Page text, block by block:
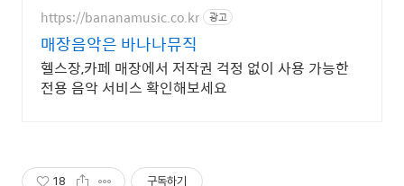
https://bananamusic.co.kr 광고
매장음악은 바나나뮤직
헬스장,카페 매장에서 저작권 걱정 없이 사용 가능한
전용 음악 서비스 확인해보세요
18 구독하기